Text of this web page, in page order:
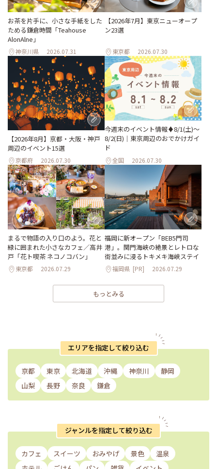
お茶を片手に、小さな手紙をした
ためる鎌倉時間「Teahouse
AlonAlne」
神奈川県 2026.07.31
【2026年7月】東京ニューオープ
ン23選
東京都 2026.07.30
【2026年8月】京都・大阪・神戸
周辺のイベント15選
京都府 2026.07.30
今週末のイベント情報♦︎8/1(土)〜
8/2(日)｜東京周辺のおでかけガイ
ド
全国 2026.07.30
まるで物語の入り口のよう。花と
緑に囲まれた小さなカフェ／高井
戸「花ト喫茶 ネコノコバン」
東京都 2026.07.29
福岡に新オープン「BEB5門司
港」。関門海峡の絶景とレトロな
街並みに浸るトキメキ海峡ステイ
福岡県 [PR] 2026.07.29
もっとみる
エリアを指定して絞り込む
京都 東京 北海道 沖縄 神奈川
静岡
山梨
長野 奈良 鎌倉
ジャンルを指定して絞り込む
カフェ スイーツ おみやげ 景色
温泉